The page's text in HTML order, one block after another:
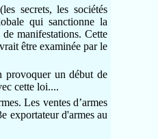
secrets, les sociétés
qui sanctionne la
manifestations. Cette
être examinée par le
provoquer un début de
cette loi....
Les ventes d’armes
exportateur d'armes au